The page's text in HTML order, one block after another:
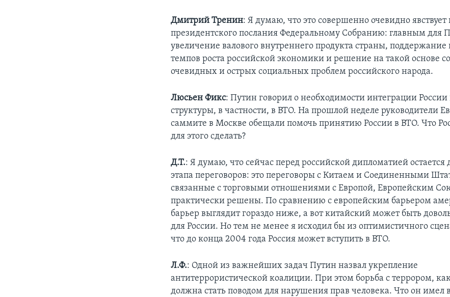
Дмитрий Тренин: Я думаю, что это совершенно очевидно явствует
президентского послания Федеральному Собранию: главным для
увеличение валового внутреннего продукта страны,
темпов роста российской экономики и решение на такой основе
очевидных и острых социальных проблем российского народа.
Люсьен Фикс: Путин говорил о необходимости интеграции
структуры, в частности, в ВТО. На прошлой неделе руководители
саммите в Москве обещали помочь принятию России в ВТО. Что
для этого сделать?
Д.Т.: Я думаю, что сейчас перед российской дипломатией
этапа переговоров: это переговоры с Китаем и Соединенными
связанные с торговыми отношениями с Европой, Европейским
практически решены. По сравнению с европейским барьером
барьер выглядит гораздо ниже, а вот китайский может быть
для России. Но тем не менее я исходил бы из оптимистичного
что до конца 2004 года Россия может вступить в ВТО.
Л.Ф.: Одной из важнейших задач Путин назвал укрепление
антитеррористической коалиции. При этом борьба с террором,
должна стать поводом для нарушения прав человека. Что он имел